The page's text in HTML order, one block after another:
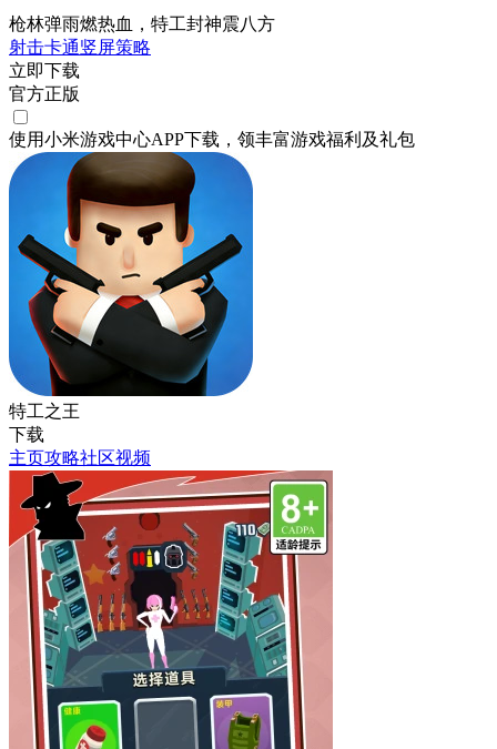
枪林弹雨燃热血，特工封神震八方
射击卡通竖屏策略
立即下载
官方正版
使用小米游戏中心APP下载 ，领丰富游戏福利 及礼包
特工之王
下载
主页攻略社区视频